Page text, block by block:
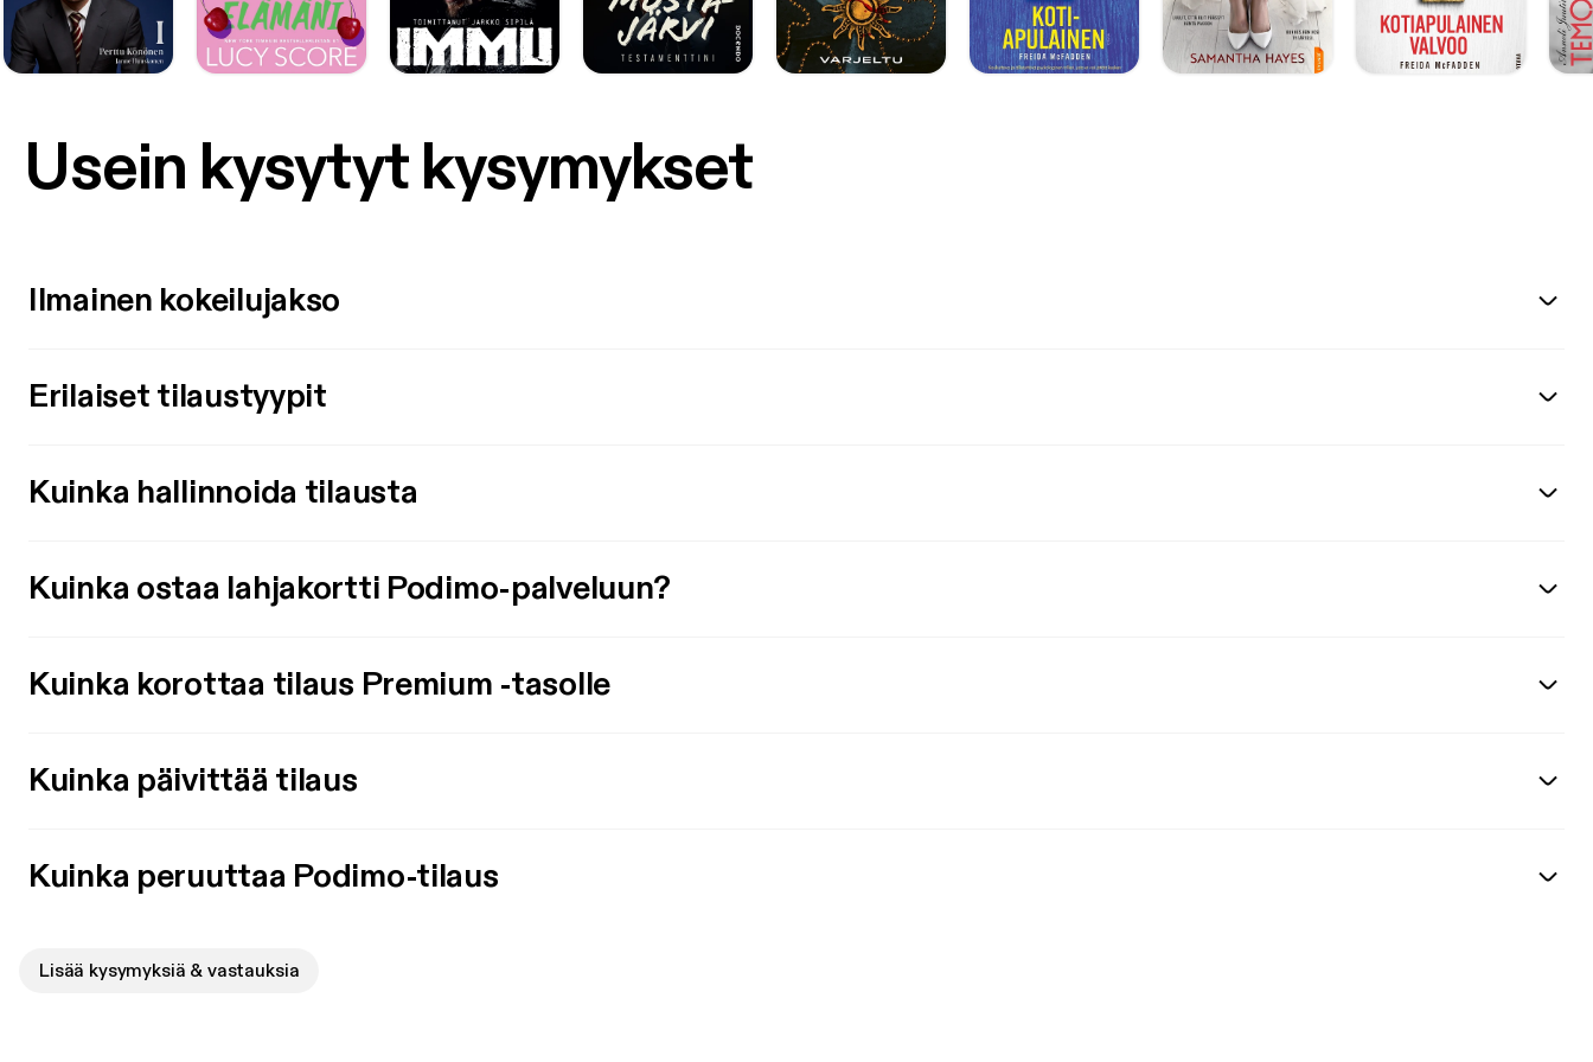
Usein kysytyt kysymykset
Ilmainen kokeilujakso
Erilaiset tilaustyypit
Kuinka hallinnoida tilausta
Kuinka ostaa lahjakortti Podimo-palveluun?
Kuinka korottaa tilaus Premium -tasolle
Kuinka päivittää tilaus
Kuinka peruuttaa Podimo-tilaus
Lisää kysymyksiä & vastauksia